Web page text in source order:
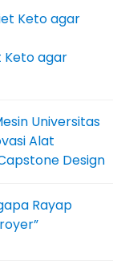
Keto agar
Universitas
Alat
Design
Rayap